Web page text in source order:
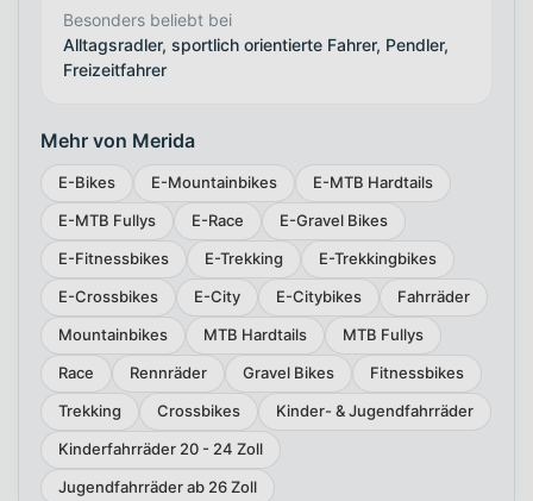
Besonders beliebt bei
Alltagsradler, sportlich orientierte Fahrer, Pendler,
Freizeitfahrer
Mehr von Merida
E-Bikes E-Mountainbikes
E-MTB Hardtails
E-MTB Fullys
E-Race
E-Gravel Bikes
E-Fitnessbikes
E-Trekking
E-Trekkingbikes
E-Crossbikes
E-City E-Citybikes
Fahrräder
Mountainbikes
MTB Hardtails
MTB Fullys
Race
Rennräder Gravel Bikes
Fitnessbikes
Trekking
Crossbikes
Kinder- & Jugendfahrräder
Kinderfahrräder 20 - 24 Zoll
Jugendfahrräder ab 26 Zoll